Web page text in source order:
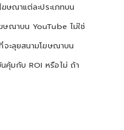
ษณาแต่ละประเภทบน
ษณาบน YouTube ไม่ใช่
จะลุยสนามโฆษณาบน
คุ้มกับ ROI หรือไม่ ถ้า